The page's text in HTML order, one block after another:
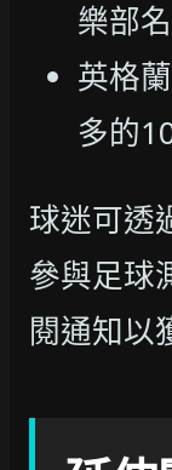
樂部
英格
多的
球迷可透
參與足球
閱通知以